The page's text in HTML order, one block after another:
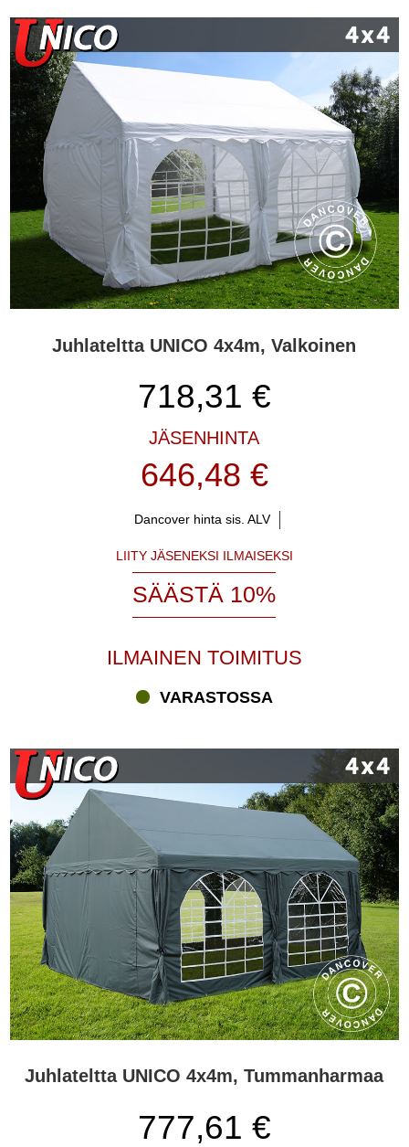
Juhlateltta UNICO 4x4m, Valkoinen
718,31 €
JÄSENHINTA
646,48 €
Dancover hinta sis. ALV
LIITY JÄSENEKSI ILMAISEKSI
SÄÄSTÄ 10%
ILMAINEN TOIMITUS
VARASTOSSA
Juhlateltta UNICO 4x4m, Tummanharmaa
777,61 €